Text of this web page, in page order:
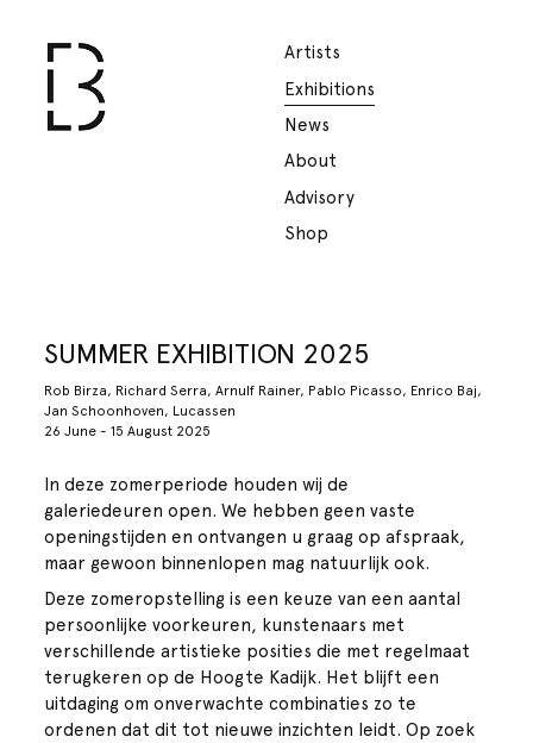
Artists
Exhibitions
News
About
Advisory
Shop
SUMMER EXHIBITION 2025
Rob Birza, Richard Serra, Arnulf Rainer, Pablo Picasso, Enrico Baj,
Jan Schoonhoven, Lucassen
26 June - 15 August 2025
In deze zomerperiode houden wij de
galeriedeuren open. We hebben geen vaste
openingstijden en ontvangen u graag op afspraak,
maar gewoon binnenlopen mag natuurlijk ook.
Deze zomeropstelling is een keuze van een aantal
persoonlijke voorkeuren, kunstenaars met
verschillende artistieke posities die met regelmaat
terugkeren op de Hoogte Kadijk. Het blijft een
uitdaging om onverwachte combinaties zo te
ordenen dat dit tot nieuwe inzichten leidt. Op zoek